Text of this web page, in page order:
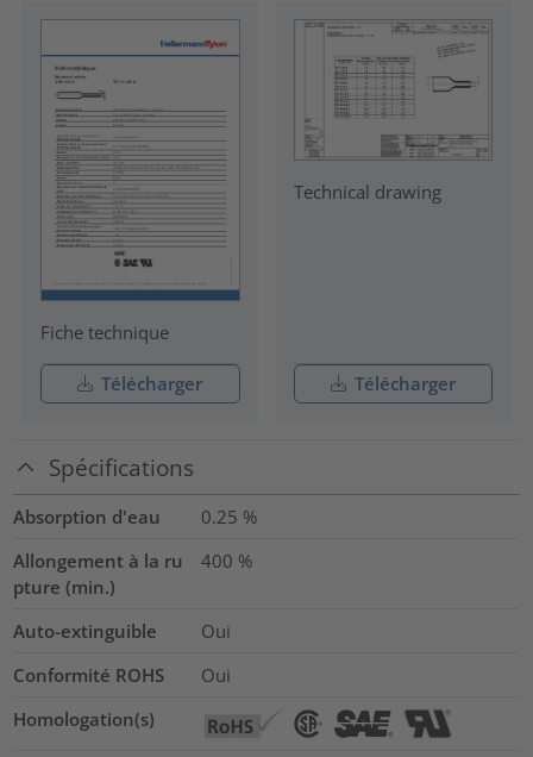
Fiche technique
Télécharger
Technical drawing
Télécharger
Spécifications
Absorption d'eau 0.25 %
Allongement à la ru
pture (min.)
400 %
Auto-extinguible
Oui
Conformité ROHS
Oui
Homologation(s)